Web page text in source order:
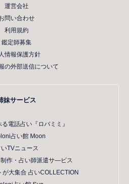
運営会社
問い合わせ
利用規約
鑑定師募集
情報保護方針
の外部送信について
妹サービス
電話占い『ロバミミ』
占い館 Moon
TVニュース
作・占い師派遣サ―ビス
が大集合 占いCOLLECTION